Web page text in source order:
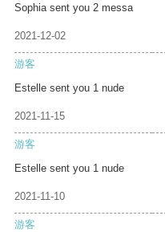
Sophia sent you 2 messa
2021-12-02
游客
Estelle sent you 1 nude
2021-11-15
游客
Estelle sent you 1 nude
2021-11-10
游客